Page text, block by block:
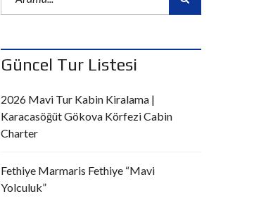
Güncel Tur Listesi
2026 Mavi Tur Kabin Kiralama |
Karacasöğüt Gökova Körfezi Cabin
Charter
Fethiye Marmaris Fethiye “Mavi
Yolculuk”